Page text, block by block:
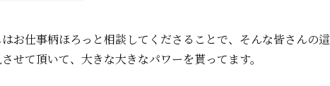
お仕事柄ほろっと相談してくださることで、そんな皆さんの這
せて頂いて、大きな大きなパワーを貰ってます。